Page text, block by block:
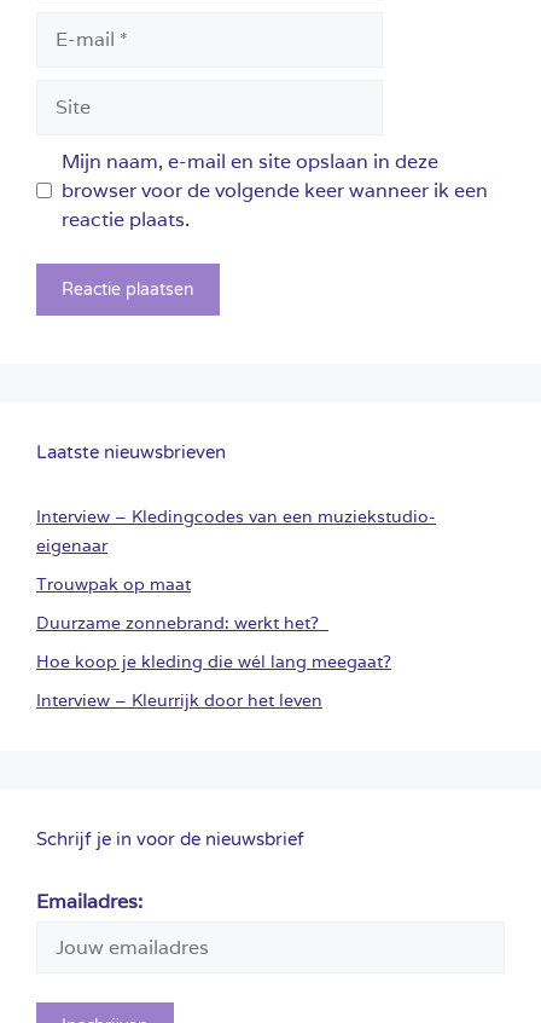
mail
Mijn naam, e-mail en site opslaan in deze
browser voor de volgende keer wanneer ik een
reactie plaats.
Laatste nieuwsbrieven
Interview – Kledingcodes van een muziekstudio-
eigenaar
Trouwpak op maat
Duurzame zonnebrand: werkt het?
Hoe koop je kleding die wél lang meegaat?
Interview – Kleurrijk door het leven
Schrijf je in voor de nieuwsbrief
Emailadres: